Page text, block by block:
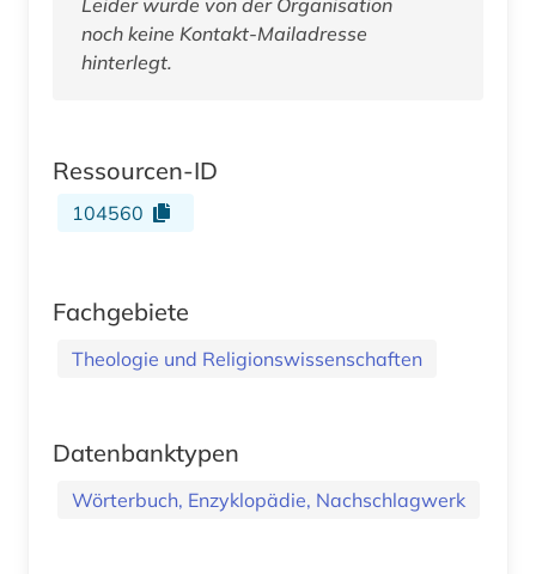
noch keine Kontakt-Mailadresse
hinterlegt.
Ressourcen-ID
104560
Fachgebiete
Theologie und Religionswissenschaften
Datenbanktypen
Wörterbuch, Enzyklopädie, Nachschlagwerk